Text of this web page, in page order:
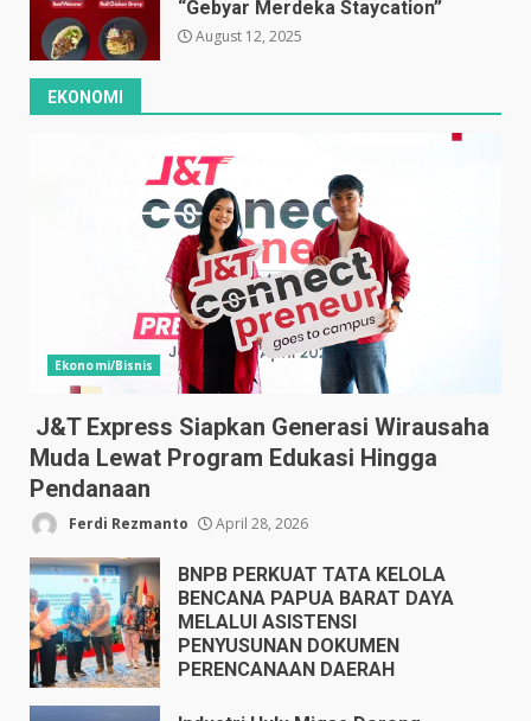
“Gebyar Merdeka Staycation”
August 12, 2025
EKONOMI
Ekonomi/Bisnis
J&T Express Siapkan Generasi Wirausaha
Muda Lewat Program Edukasi Hingga
Pendanaan
Ferdi Rezmanto April 28, 2026
BNPB PERKUAT TATA KELOLA
BENCANA PAPUA BARAT DAYA
MELALUI ASISTENSI
PENYUSUNAN DOKUMEN
PERENCANAAN DAERAH